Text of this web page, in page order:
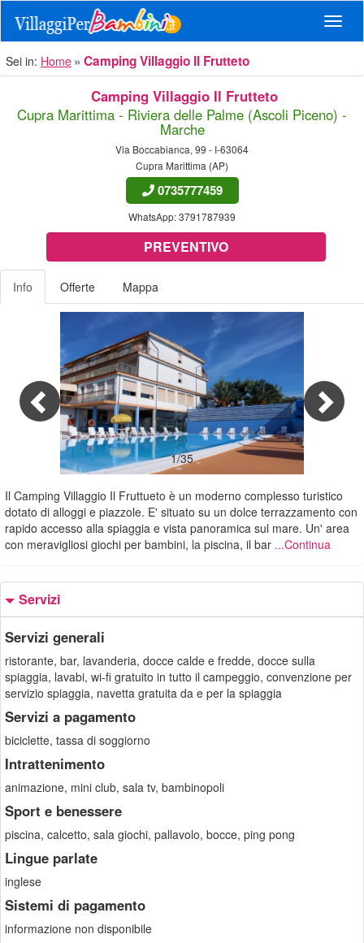
Sei in: Home Camping Villaggio Il Frutteto
Camping Villaggio Il Frutteto
Cupra Marittima - Riviera delle Palme (Ascoli Piceno) -
Marche
Via Boccabianca, 99 - I-63064
Cupra Marittima (AP)
0735777459
WhatsApp:3791787939
PREVENTIVO
Info Offerte Mappa
1/35
Previous
Il Camping Villaggio Il Fruttueto è un moderno complesso turistico
dotato di alloggi e piazzole. E' situato su un dolce terrazzamento con
rapido accesso alla spiaggia e vista panoramica sul mare. Un' area
con meravigliosi giochi per bambini, la piscina, il bar ...Continua
Servizi
Servizi generali
ristorante, bar, lavanderia, docce calde e fredde, docce sulla
spiaggia, lavabi, wi-fi gratuito in tutto il campeggio, convenzione per
servizio spiaggia, navetta gratuita da e per la spiaggia
Servizi a pagamento
biciclette, tassa di soggiorno
Intrattenimento
animazione, mini club, sala tv, bambinopoli
Sport e benessere
piscina, calcetto, sala giochi, pallavolo, bocce, ping pong
Lingue parlate
inglese
Sistemi di pagamento
informazione non disponibile